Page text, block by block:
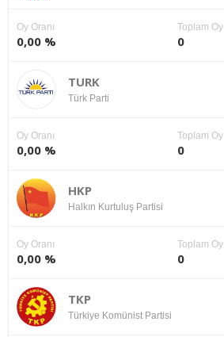
Oy Oranı
0,00 %
Toplam Oy
0
TURK
Türk Parti
Oy Oranı
0,00 %
Toplam Oy
0
HKP
Halkın Kurtuluş Partisi
Oy Oranı
0,00 %
Toplam Oy
0
TKP
Türkiye Komünist Partisi